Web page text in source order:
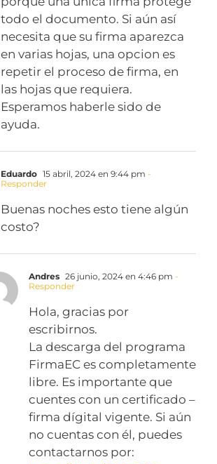
todo el documento. Si aún así
necesita que su firma aparezca
en varias hojas, una opcion es
repetir el proceso de firma, en
las hojas que requiera.
Esperamos haberle sido de
ayuda.
Eduardo 15 abril, 2024 en 9:44 pm -
Responder
Buenas noches esto tiene algún
costo?
Andres 26 junio, 2024 en 4:46 pm -
Responder
Hola, gracias por
escribirnos.
La descarga del programa
FirmaEC es completamente
libre. Es importante que
cuentes con un certificado –
firma dígital vigente. Si aún
no cuentas con él, puedes
contactarnos por: